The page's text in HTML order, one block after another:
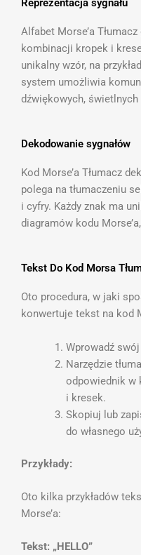
Alfabet Morse’a
kombinacji kropek i
unikalny wzór, na przykład
system umożliwia
dźwiękowych,
Dekodowanie sygnałów
Kod Morse’a Tłumacz
polega na tłumaczeniu
i cyfry. Każdy znak ma
diagramów kodu
Tekst Do Kod Morsa
Oto procedura, w jaki
konwertuje tekst na kod
Wprowadź
Narzędzie
odpowiednik w
i kresek.
Skopiuj lub
do własnego
Przykłady:
Oto kilka przykładów
Morse’a:
Tekst: „HELLO”